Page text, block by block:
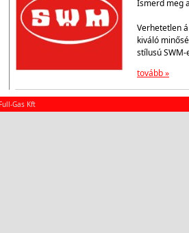
Ismerd meg
Verhetetlen
kiváló
stílusú SWM-
tovább »
Gas Kft